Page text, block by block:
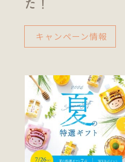
た！
キャンペーン情報